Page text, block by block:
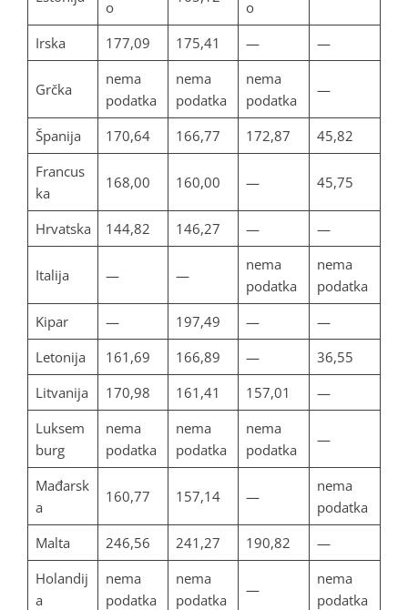
o o
Irska 177,09 175,41 — —
Grčka
nema
podatka
nema
podatka
nema
podatka
—
Španija 170,64 166,77 172,87
45,82
Francus
ka
168,00 160,00 — 45,75
Hrvatska 144,82 146,27 — —
Italija — —
nema
podatka
nema
podatka
Kipar
— 197,49 —
—
Letonija
161,69 166,89 —
36,55
Litvanija
170,98 161,41 157,01
—
Luksem
burg
nema
podatka
nema
podatka
nema
podatka
—
Mađarsk
a
160,77 157,14 —
nema
podatka
Malta
246,56 241,27 190,82
—
Holandij
a
nema
podatka
nema
podatka
—
nema
podatka